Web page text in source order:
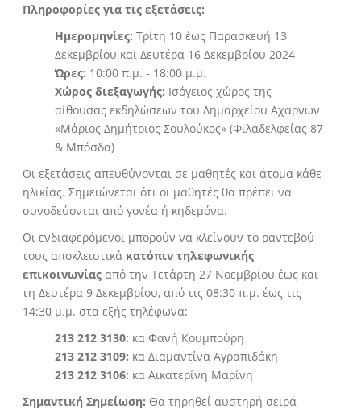
Πληροφορίες για τις εξετάσεις:
Ημερομηνίες: Τρίτη 10 έως Παρασκευή 13
Δεκεμβρίου και Δευτέρα 16 Δεκεμβρίου 2024
Ώρες: 10:00 π.μ. - 18:00 μ.μ.
Χώρος διεξαγωγής: Ισόγειος χώρος της
αίθουσας εκδηλώσεων του Δημαρχείου Αχαρνών
«Μάριος Δημήτριος Σουλούκος» (Φιλαδελφείας 87
& Μπόσδα)
Οι εξετάσεις απευθύνονται σε μαθητές και άτομα κάθε
ηλικίας. Σημειώνεται ότι οι μαθητές θα πρέπει να
συνοδεύονται από γονέα ή κηδεμόνα.
Οι ενδιαφερόμενοι μπορούν να κλείνουν το ραντεβού
τους αποκλειστικά κατόπιν τηλεφωνικής
επικοινωνίας από την Τετάρτη 27 Νοεμβρίου έως και
τη Δευτέρα 9 Δεκεμβρίου, από τις 08:30 π.μ. έως τις
14:30 μ.μ. στα εξής τηλέφωνα:
213 212 3130: κα Φανή Κουμπούρη
213 212 3109: κα Διαμαντίνα Αγραπιδάκη
213 212 3106: κα Αικατερίνη Μαρίνη
Σημαντική Σημείωση: Θα τηρηθεί αυστηρή σειρά